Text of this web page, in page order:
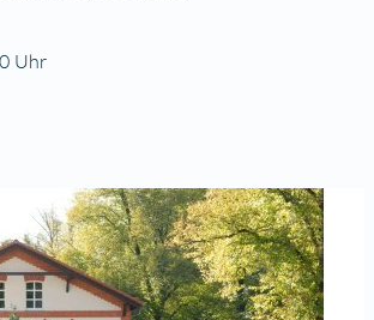
Uhr